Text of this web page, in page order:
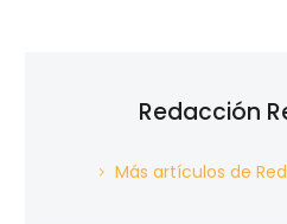
Redacción
Más artículos de